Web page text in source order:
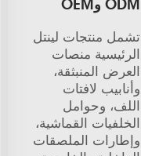
ODM وOEM
تشمل منتجات لينتل
الرئيسية منصات
العرض المنبثقة،
وأنابيب لافتات
اللف، وحوامل
الخلفيات القماشية،
وإطارات الملصقات